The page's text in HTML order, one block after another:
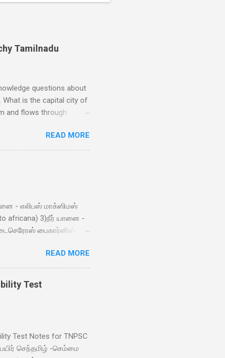
Tamilnadu
questions about
What is the capital city of
and flows through
1947 5. What is the
in Agra is a UNESCO
Mahal 7. Who is known
national animal of India?
READ MORE
- எலிபஸ் மாக்ஸிமஸ்
africana) 3)நீர் யானை -
பைகார்னிஸ்
9) பேக்டீரியன் ஒட்டம் -
equus)
(Vulpes
(panthera tigeris)
READ MORE
Test
Test Notes for TNPSC
செந்தமிழ் -செம்மை